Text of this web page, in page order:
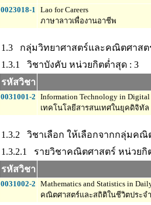
0023018-1 Lao for Careers
ภาษาลาวเพื่องานอาชีพ
1.3 กลุ่มวิทยาศาสตร์และคณิตศาสต
1.3.1 วิชาบังคับ หน่วยกิตต่ำสุด : 3
รหัสวิชา
0031001-2 Information Technology in Digital
เทคโนโลยีสารสนเทศในยุคดิจิทัล
1.3.2 วิชาเลือก ให้เลือกจากกลุ่มค
1.3.2.1 รายวิชาคณิตศาสตร์ หน่วยกิ
รหัสวิชา
0031002-2 Mathematics and Statistics in
คณิตศาสตร์และสถิติในชีวิตประจ